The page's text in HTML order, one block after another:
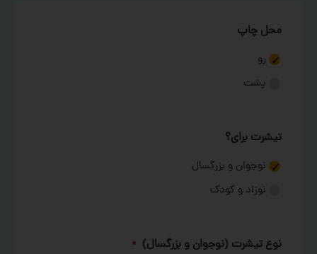
محل چاپ
رو
پشت
تیشرت برای؟
نوجوان و بزرگسال
نوزاد و کودک
نوع تیشرت (نوجوان و بزرگسال) *